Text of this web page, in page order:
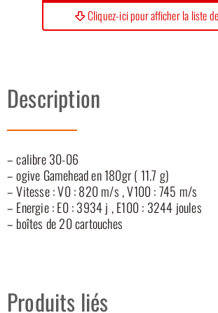
Cliquez-ici pour afficher la liste
Description
– calibre 30-06
– ogive Gamehead en 180gr ( 11.7 g)
– Vitesse : V0 : 820 m/s , V100 : 745 m/s
– Energie : E0 : 3934 j , E100 : 3244 joules
– boîtes de 20 cartouches
Produits liés